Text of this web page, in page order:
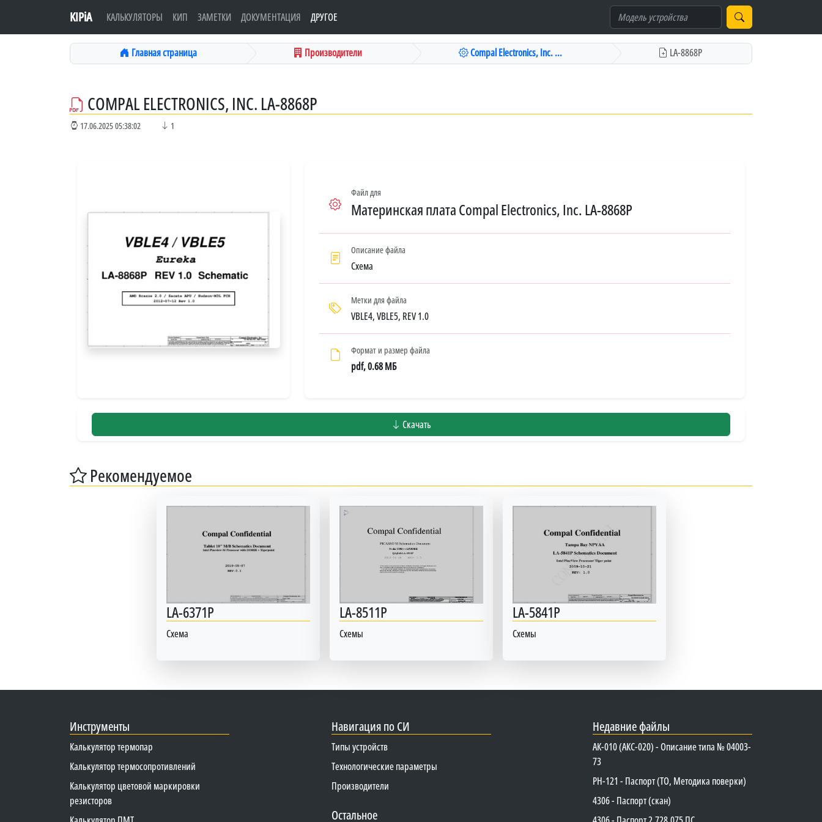
KIPiA КАЛЬКУЛЯТОРЫ КИП ЗАМЕТКИ ДОКУМЕНТАЦИЯ ДРУГОЕ
Главная страница Производители Compal Electronics, Inc. ... LA-8868P
COMPAL ELECTRONICS, INC. LA-8868P
17.06.2025 05:38:02 1
Файл для
Материнская плата Compal Electronics, Inc. LA-8868P
Описание файла
Схема
Метки для файла
VBLE4, VBLE5, REV 1.0
Формат и размер файла
pdf, 0.68 МБ
Скачать
Рекомендуемое
LA-6371P
Схема
LA-8511P
Схемы
LA-5841P
Схемы
Инструменты
Калькулятор термопар
Калькулятор термосопротивлений
Калькулятор цветовой маркировки
резисторов
Навигация по СИ
Типы устройств
Технологические параметры
Производители
Остальное
Недавние файлы
АК-010 (АКС-020) - Описание типа № 04003-
73
PH-121 - Паспорт (ТО, Методика поверки)
4306 - Паспорт (скан)